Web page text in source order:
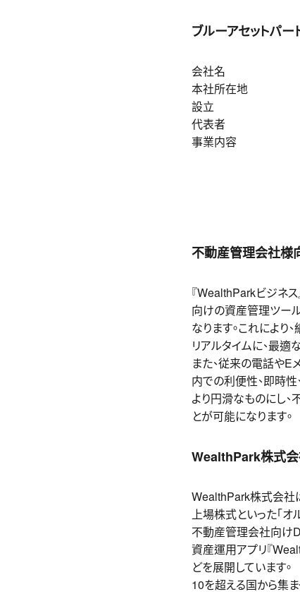
ブルーアセットパ
会社名
本社所在地
設立
代表者
事業内容
不動産管理会社様
『WealthParkビジネ
向けの資産管理ツー
なります。これにより
リアルタイムに、最
また、従来の電話やE
内での利便性、即時性
より円滑なものにし
とが可能になります。
WealthPark株式
WealthPark株式会社
上場株式といった「オ
不動産管理会社向け
資産運用アプリ『
どを展開しています。
10を超える国から集